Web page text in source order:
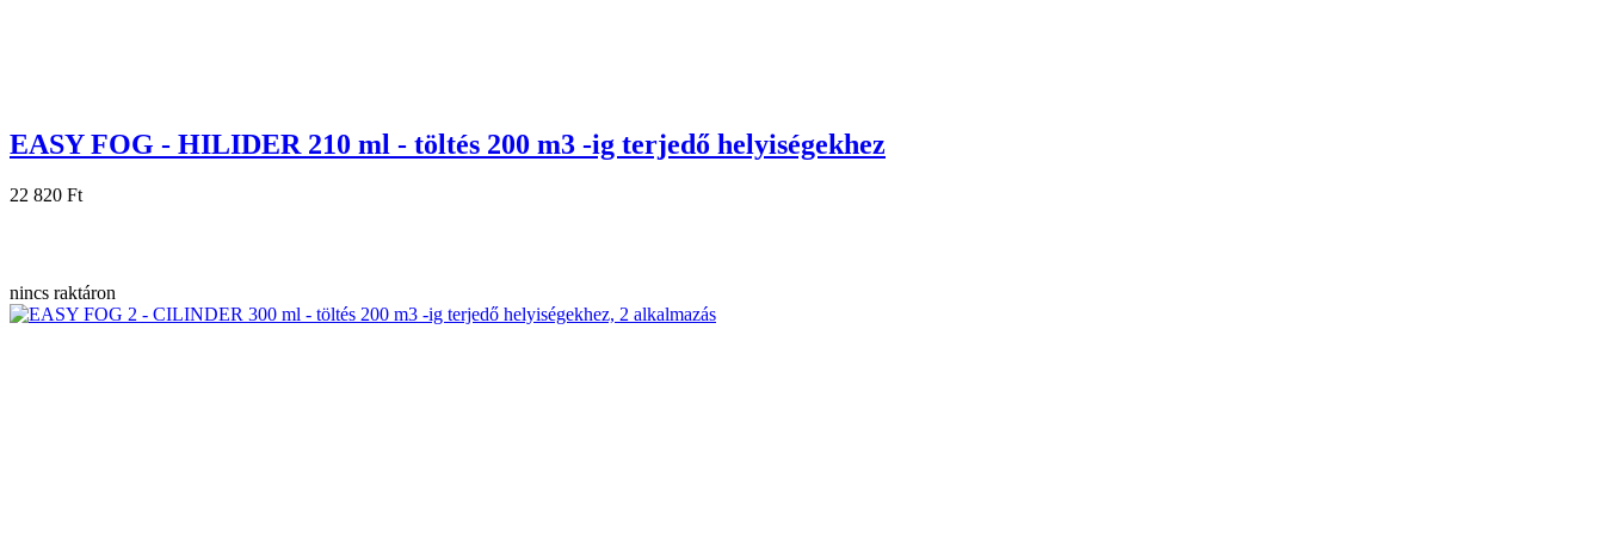
EASY FOG - HILIDER 210 ml - töltés 200 m3 -ig terjedő helyiségekhez
22 820 Ft
nincs raktáron